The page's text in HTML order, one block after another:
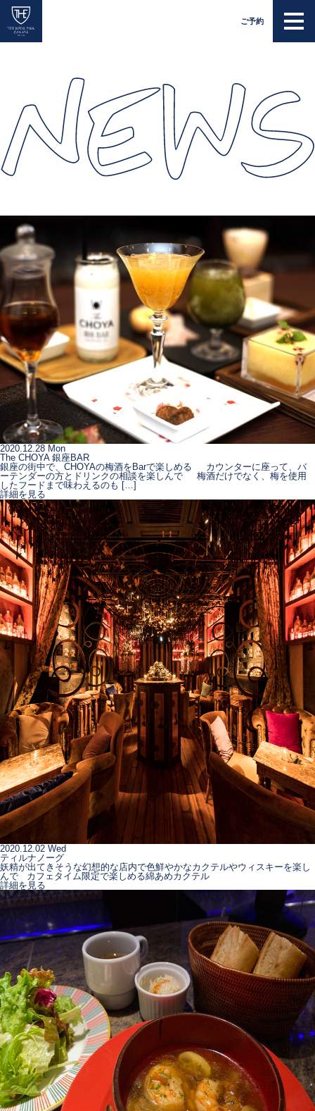
ご予約
2020.12.28 Mon
The CHOYA 銀座BAR
銀座の街中で、CHOYAの梅酒をBarで楽しめる カウンターに座って、バ
ーテンダーの方とドリンクの相談を楽しんで 梅酒だけでなく、梅を使用
したフードまで味わえるのも […]
詳細を見る
2020.12.02 Wed
ティルナノーグ
妖精が出てきそうな幻想的な店内で色鮮やかなカクテルやウィスキーを楽し
んで カフェタイム限定で楽しめる綿あめカクテル
詳細を見る